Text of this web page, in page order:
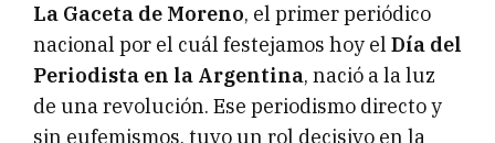
La Gaceta de Moreno, el primer periódico
nacional por el cuál festejamos hoy el Día del
Periodista en la Argentina, nació a la luz
de una revolución. Ese periodismo directo y
sin eufemismos, tuvo un rol decisivo en la